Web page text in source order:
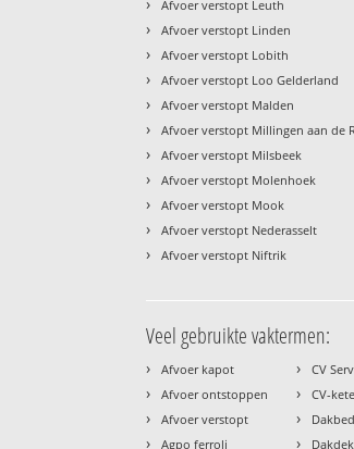
› Afvoer verstopt Leuth
› Afvoer verstopt Linden
› Afvoer verstopt Lobith
› Afvoer verstopt Loo Gelderland
› Afvoer verstopt Malden
› Afvoer verstopt Millingen aan de
› Afvoer verstopt Milsbeek
› Afvoer verstopt Molenhoek
› Afvoer verstopt Mook
› Afvoer verstopt Nederasselt
› Afvoer verstopt Niftrik
Veel gebruikte vaktermen:
› Afvoer kapot
› Afvoer ontstoppen
› Afvoer verstopt
› Agpo ferroli
› CV
› CV-
›
›